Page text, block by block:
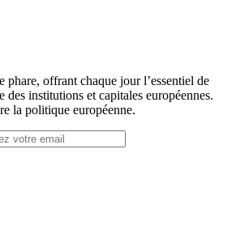
phare, offrant chaque jour l’essentiel de
des institutions et capitales européennes.
la politique européenne.